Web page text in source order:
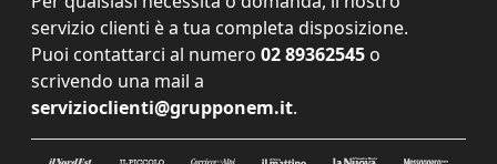
servizio clienti è a tua completa disposizione.
Puoi contattarci al numero 02 89362545 o
scrivendo una mail a
servizioclienti@grupponem.it.